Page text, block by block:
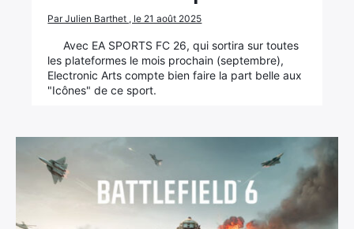
Par Julien Barthet , le 21 août 2025
Avec EA SPORTS FC 26, qui sortira sur toutes
les plateformes le mois prochain (septembre),
Electronic Arts compte bien faire la part belle aux
"Icônes" de ce sport.